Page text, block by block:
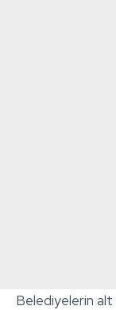
Belediyelerin alt